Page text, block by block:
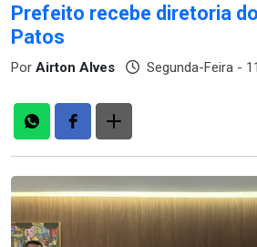
Prefeito recebe diretoria
Patos
Por Airton Alves Segunda-Feira -